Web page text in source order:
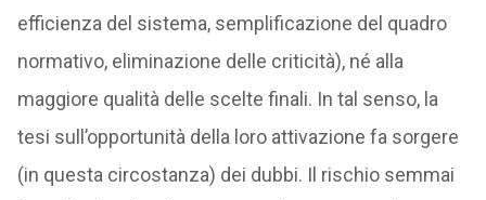
efficienza del sistema, semplificazione del quadro
normativo, eliminazione delle criticità), né alla
maggiore qualità delle scelte finali. In tal senso, la
tesi sull’opportunità della loro attivazione fa sorgere
(in questa circostanza) dei dubbi. Il rischio semmai